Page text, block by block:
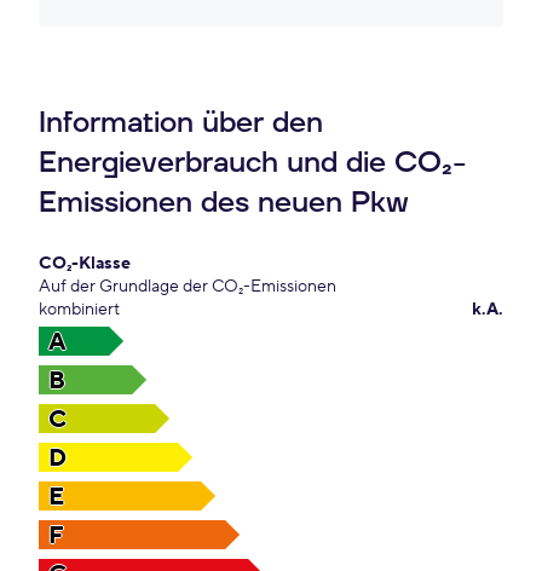
Information über den
Energieverbrauch und die CO₂-
Emissionen des neuen Pkw
CO₂-Klasse
Auf der Grundlage der CO₂-Emissionen
kombiniert
k.A.
A
B
C
D
E
F